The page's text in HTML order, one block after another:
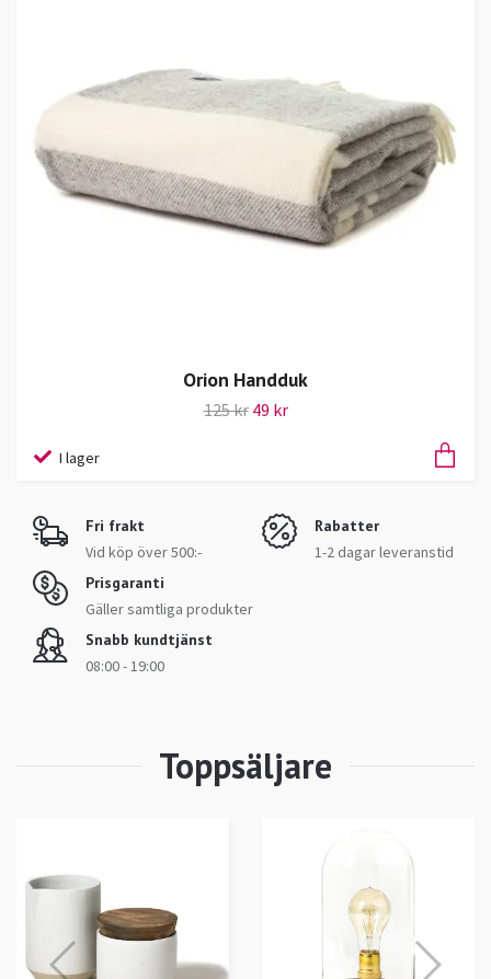
Orion Handduk
125 kr 49 kr
I lager
Fri frakt
Vid köp över 500:-
Rabatter
1-2 dagar leveranstid
Prisgaranti
Gäller samtliga produkter
Snabb kundtjänst
08:00 - 19:00